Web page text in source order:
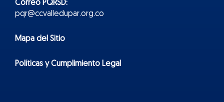
Correo PQRSD:
pqr@ccvalledupar.org.co
Mapa del Sitio
Políticas y Cumplimiento Legal